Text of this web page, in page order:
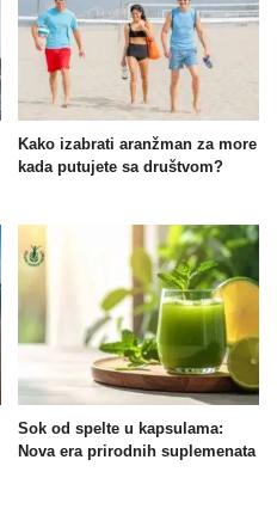
Kako izabrati aranžman za more
kada putujete sa društvom?
Sok od spelte u kapsulama:
Nova era prirodnih suplemenata